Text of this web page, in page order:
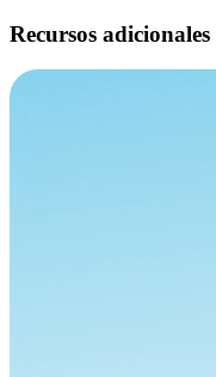
Recursos